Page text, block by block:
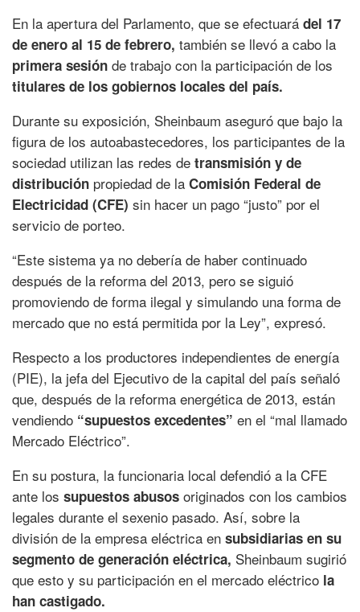
En la apertura del Parlamento, que se efectuará del 17
de enero al 15 de febrero, también se llevó a cabo la
primera sesión de trabajo con la participación de los
titulares de los gobiernos locales del país.
Durante su exposición, Sheinbaum aseguró que bajo la
figura de los autoabastecedores, los participantes de la
sociedad utilizan las redes de transmisión y de
distribución propiedad de la Comisión Federal de
Electricidad (CFE) sin hacer un pago “justo” por el
servicio de porteo.
“Este sistema ya no debería de haber continuado
después de la reforma del 2013, pero se siguió
promoviendo de forma ilegal y simulando una forma de
mercado que no está permitida por la Ley”, expresó.
Respecto a los productores independientes de energía
(PIE), la jefa del Ejecutivo de la capital del país señaló
que, después de la reforma energética de 2013, están
vendiendo “supuestos excedentes” en el “mal llamado
Mercado Eléctrico”.
En su postura, la funcionaria local defendió a la CFE
ante los supuestos abusos originados con los cambios
legales durante el sexenio pasado. Así, sobre la
división de la empresa eléctrica en subsidiarias en su
segmento de generación eléctrica, Sheinbaum sugirió
que esto y su participación en el mercado eléctrico la
han castigado.